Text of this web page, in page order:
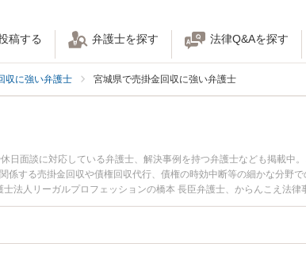
稿する 弁護士を探す 法律Q&Aを探す
収に強い弁護士 宮城県で売掛金回収に強い弁護士
日面談に対応している弁護士、解決事例を持つ弁護士なども掲載中
する売掛金回収や債権回収代行、債権の時効中断等の細かな分野で
法人リーガルプロフェッションの橋本 長臣弁護士、からんこえ法律
間に発生した売掛金回収のトラブルを今すぐに弁護士に相談した
談できる宮城県内の弁護士に相談予約したい』などでお困りの相談